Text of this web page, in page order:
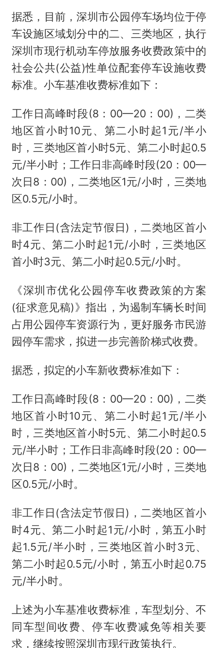
据悉，目前，深圳市公园停车场均位于停
车设施区域划分中的二、三类地区，执行
深圳市现行机动车停放服务收费政策中的
社会公共(公益)性单位配套停车设施收费
标准。小车基准收费标准如下：
工作日高峰时段(8：00—20：00)，二类
地区首小时10元、第二小时起1元/半小
时，三类地区首小时5元、第二小时起0.5
元/半小时；工作日非高峰时段(20：00—
次日8：00)，二类地区1元/小时，三类地
区0.5元/小时。
非工作日(含法定节假日)，二类地区首小
时4元、第二小时起1元/小时，三类地区
首小时3元、第二小时起0.5元/小时。
《深圳市优化公园停车收费政策的方案
(征求意见稿)》指出，为遏制车辆长时间
占用公园停车资源行为，更好服务市民游
园停车需求，拟进一步完善阶梯式收费。
据悉，拟定的小车新收费标准如下：
工作日高峰时段(8：00—20：00)，二类
地区首小时10元、第二小时起1元/半小
时，三类地区首小时5元、第二小时起0.5
元/半小时；工作日非高峰时段(20：00—
次日8：00)，二类地区1元/小时，三类地
区0.5元/小时。
非工作日(含法定节假日)，二类地区首小
时4元、第二小时起1元/小时，第五小时
起1.5元/半小时，三类地区首小时3元、
第二小时起0.5元/小时，第五小时起0.75
元/半小时。
上述为小车基准收费标准，车型划分、不
同车型间收费、停车收费减免等相关要
求，继续按照深圳市现行政策执行。